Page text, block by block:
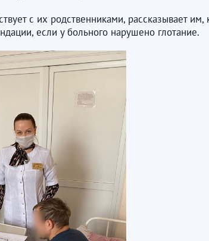
с их родственниками, рассказывает
если у больного нарушено глотание.